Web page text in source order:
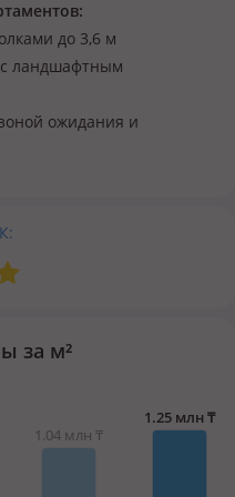
звонок
звонок
до 3,6 м
ландшафтным
ожидания и
Fitness Room.
решениями: с
патио, с сауной, с
за м²